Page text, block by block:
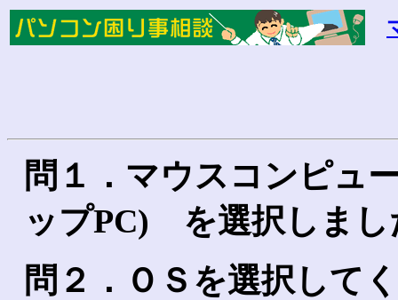
問１．マウスコンピュ
ップPC) を選択しまし
問２．ＯＳを選択して